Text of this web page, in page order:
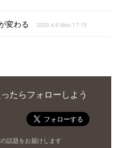
変わる 2020.4.6 Mon 17:15
たらフォローしよう
話題をお届けします